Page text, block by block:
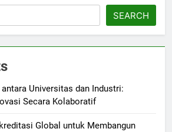
SEARCH
Universitas dan Industri:
Secara Kolaboratif
Global untuk Membangun